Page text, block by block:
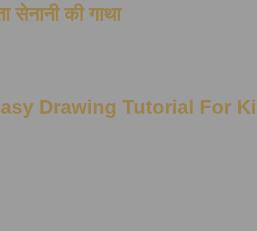
सेनानी की गाथा
Drawing Tutorial For